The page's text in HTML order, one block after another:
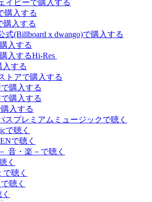
Hi-Res